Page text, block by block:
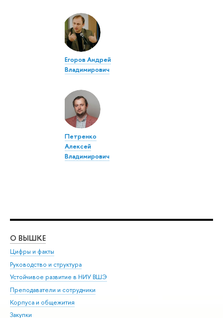
Егоров Андрей
Владимирович
Петренко
Алексей
Владимирович
О ВЫШКЕ
Цифры и факты
Руководство и структура
Устойчивое развитие в НИУ ВШЭ
Преподаватели и сотрудники
Корпуса и общежития
Закупки